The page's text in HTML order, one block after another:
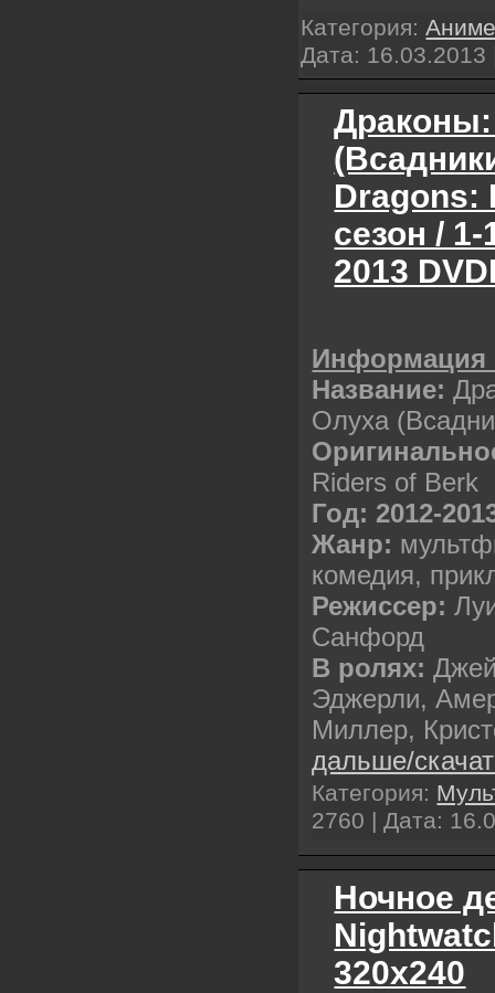
Категория:
Дата: 16.03.2013
Dragons:
сезон /
2013
Название:
Олуха
Riders of Berk
Год: 2012-
Жанр:
комедия,
Режиссер:
Санфорд
В ролях:
Эджерли,
Миллер,
дальше/
Категория:
2760 | Дата:
Ночное
320x240